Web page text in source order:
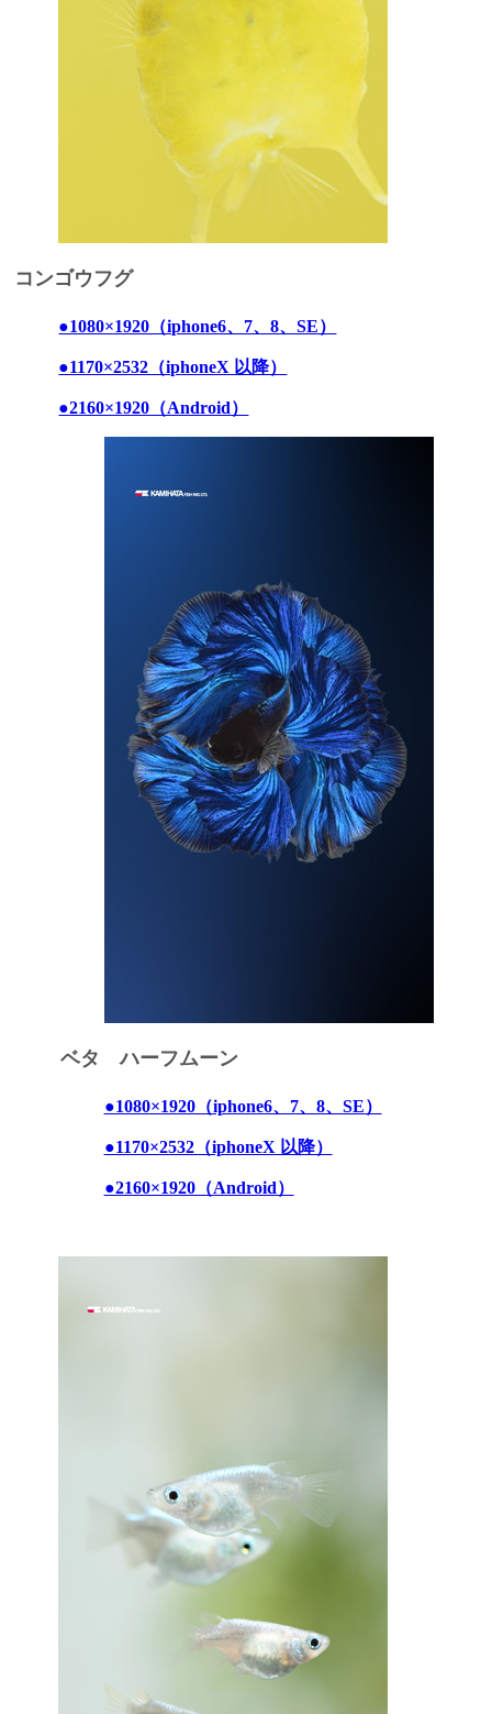
コンゴウフグ
●1080×1920（iphone6、7、8、SE）
●1170×2532（iphoneX 以降）
●2160×1920（Android）
ベタ ハーフムーン
●1080×1920（iphone6、7、8、SE）
●1170×2532（iphoneX 以降）
●2160×1920（Android）